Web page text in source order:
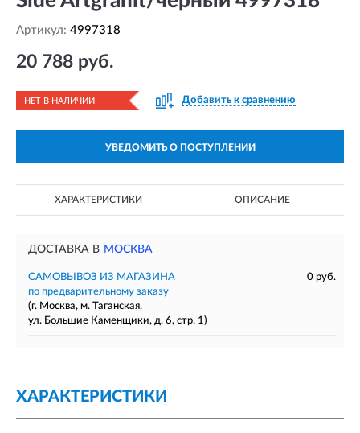
Артикул: 4997318
20 788 руб.
НЕТ В НАЛИЧИИ Добавить к сравнению
УВЕДОМИТЬ О ПОСТУПЛЕНИИ
ХАРАКТЕРИСТИКИ ОПИСАНИЕ
ДОСТАВКА В МОСКВА
САМОВЫВОЗ ИЗ МАГАЗИНА
0 руб.
по предварительному заказу
(г. Москва, м. Таганская,
ул. Большие Каменщики, д. 6, стр. 1)
ХАРАКТЕРИСТИКИ